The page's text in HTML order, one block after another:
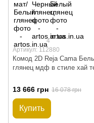
4
Артикул: 112880
Комод 2D Reja Cama
глянец мдф в стиле хай
13 666 грн 16 078 грн
Купить